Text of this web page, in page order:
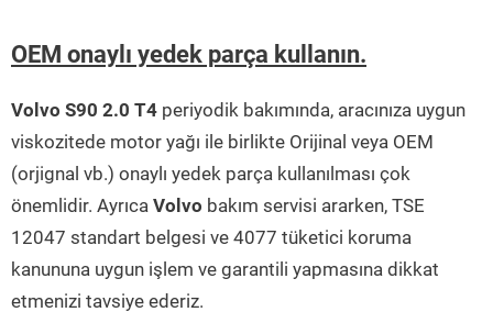
OEM onaylı yedek parça kullanın.
Volvo S90 2.0 T4 periyodik bakımında, aracınıza uygun
viskozitede motor yağı ile birlikte Orijinal veya OEM
(orjignal vb.) onaylı yedek parça kullanılması çok
önemlidir. Ayrıca Volvo bakım servisi ararken, TSE
12047 standart belgesi ve 4077 tüketici koruma
kanununa uygun işlem ve garantili yapmasına dikkat
etmenizi tavsiye ederiz.